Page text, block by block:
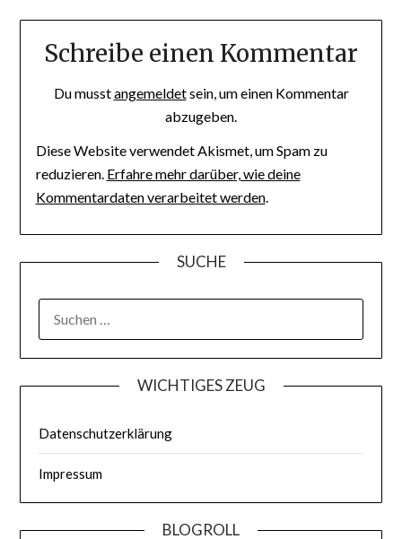
Schreibe einen Kommentar
Du musstangemeldetsein, um einen Kommentar
abzugeben.
Diese Website verwendet Akismet, um Spam zu
reduzieren. Erfahre mehr darüber, wie deine
Kommentardaten verarbeitet werden.
SUCHE
WICHTIGES ZEUG
Datenschutzerklärung
Impressum
BLOGROLL